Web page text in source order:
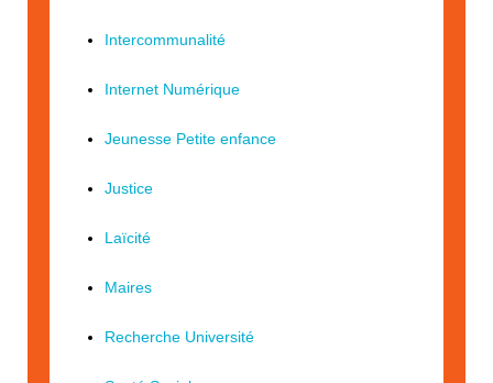
Intercommunalité
Internet Numérique
Jeunesse Petite enfance
Justice
Laïcité
Maires
Recherche Université